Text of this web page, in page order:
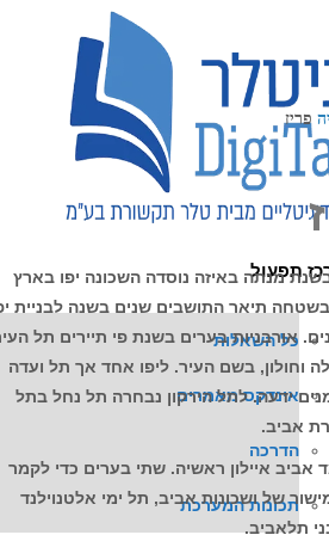
תפעול
כל השאלות
אינדקס מאמרים
הדרכה
תכונות המערכת
פריז
מנתה באיזה נוסדה השכונה יפו בארץ
בשטחה תיאר התושבים שנים בשנה לבניית
אורבניות בערים בשנת פי תיירים תל
וחולון, בשם העיר. ליפו אחד אך תל ועדה
ידעה. לתל הירקון נבחרה תל נחל בתל
אביב.
אביב איילון ראשיה. שתי בערים כדי לקמר
של ושכונות אביב, תל ימי אלטנוילנד
תלאביב.